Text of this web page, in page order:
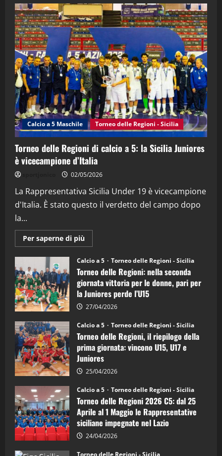
2
3
"SportEmpire" in Podcast
“SportEmpire” in Podcast: 28^ Puntata
(Martedi 21 Aprile 2026)
21/04/2026
4
"SportEmpire" in Podcast Sport News
“SportEmpire” in Podcast: 27^ Puntata
(Martedi 14 Aprile 2026)
15/04/2026
"SportEmpire" in Podcast
“SportEmpire” in Podcast: 26^ Puntata
08/04/2026
Calcio a 5 Maschile Torneo delle Regioni - Sicilia
Torneo delle Regioni di calcio a 5: la Sicilia Juniores
è vicecampione d’Italia
02/05/2026
La Rappresentativa Sicilia Under 19 è vicecampione
d'Italia. È stato questo il verdetto del campo dopo
la...
Per saperne di più
informazioni
Torneo
delle
Regioni
di
calcio
a
5:
la
Juniores
è
vicecampione
d’Italia
Calcio a 5 Torneo delle Regioni - Sicilia
Torneo delle Regioni: nella seconda
giornata vittoria per le donne, pari per
la Juniores perde l’U15
27/04/2026
Calcio a 5 Torneo delle Regioni - Sicilia
Torneo delle Regioni, il riepilogo della
prima giornata: vincono U15, U17 e
Juniores
25/04/2026
Calcio a 5 Torneo delle Regioni - Sicilia
Torneo delle Regioni 2026 C5: dal 25
Aprile al 1 Maggio le Rappresentative
siciliane impegnate nel Lazio
24/04/2026